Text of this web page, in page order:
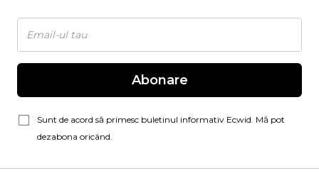
Abonare
Sunt de acord să primesc buletinul informativ Ecwid. Mă pot
dezabona oricând.